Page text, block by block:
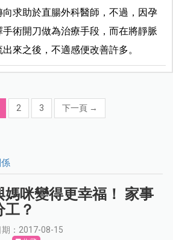
求助於直腸外科醫師，不過，因孕
術開刀做為治療手段，而在將靜脈
來之後，不適感便改善許多。
2 3 下一頁 →
媽咪變得更幸福！ 家事
工？
期：2017-08-15